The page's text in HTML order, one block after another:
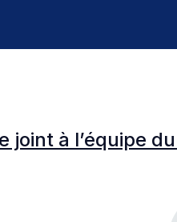
à l’équipe